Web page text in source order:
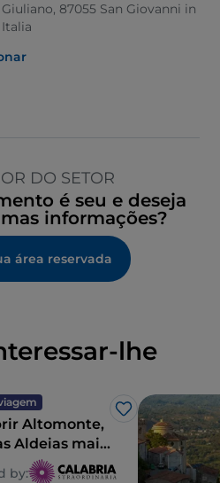
87055 San Giovanni in
Italia
DO SETOR
é seu e deseja
informações?
área reservada
lhe
Gosto
Altomonte,
Aldeias mais
Itália
by: